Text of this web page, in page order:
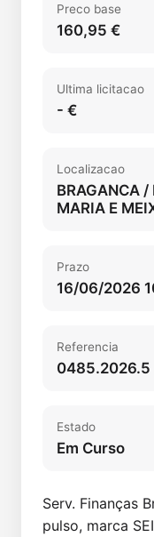
Preco base
160,95 €
Ultima licitacao
- €
Localizacao
BRAGANCA /
MARIA E
Prazo
16/06/2026
Referencia
0485.2026.5
Estado
Em Curso
Serv. Finanças
pulso, marca